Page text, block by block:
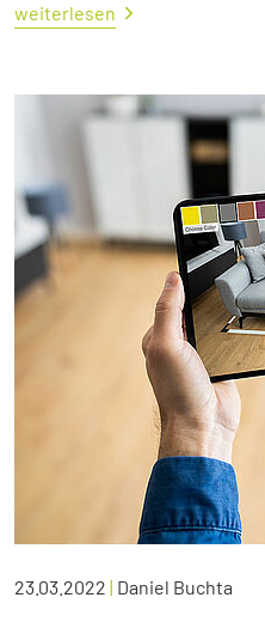
weiterlesen
23.03.2022 | Daniel Buchta